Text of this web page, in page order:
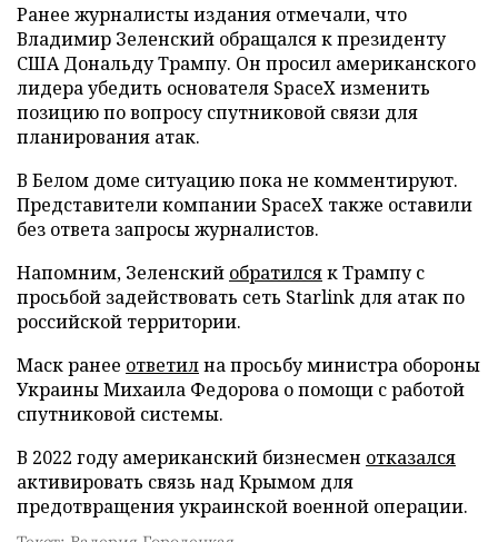
Ранее журналисты издания отмечали, что
Владимир Зеленский обращался к президенту
США Дональду Трампу. Он просил американского
лидера убедить основателя SpaceX изменить
позицию по вопросу спутниковой связи для
планирования атак.
В Белом доме ситуацию пока не комментируют.
Представители компании SpaceX также оставили
без ответа запросы журналистов.
Напомним, Зеленский обратилсяк Трампу с
просьбой задействовать сеть Starlink для атак по
российской территории.
Маск ранее ответилна просьбу министра обороны
Украины Михаила Федорова о помощи с работой
спутниковой системы.
В 2022 году американский бизнесмен отказался
активировать связь над Крымом для
предотвращения украинской военной операции.